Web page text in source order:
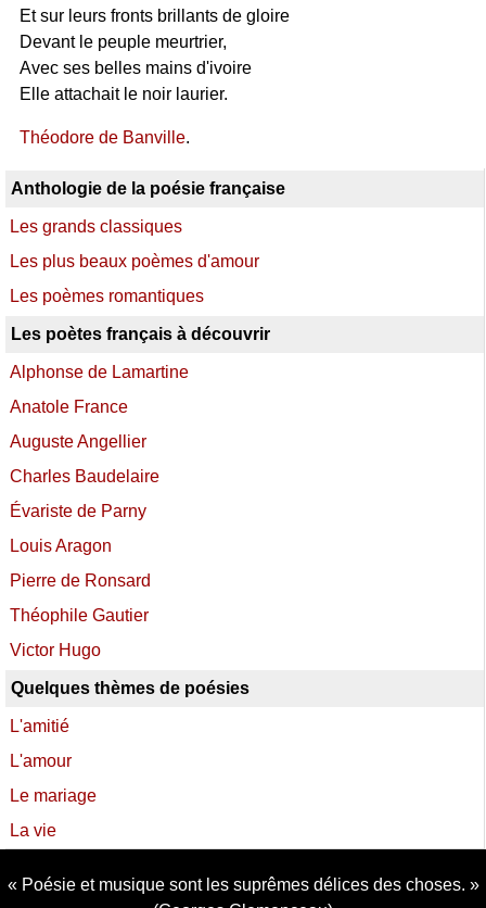
Et sur leurs fronts brillants de gloire
Devant le peuple meurtrier,
Avec ses belles mains d'ivoire
Elle attachait le noir laurier.
Théodore de Banville.
Anthologie de la poésie française
Les grands classiques
Les plus beaux poèmes d'amour
Les poèmes romantiques
Les poètes français à découvrir
Alphonse de Lamartine
Anatole France
Auguste Angellier
Charles Baudelaire
Évariste de Parny
Louis Aragon
Pierre de Ronsard
Théophile Gautier
Victor Hugo
Quelques thèmes de poésies
L'amitié
L'amour
Le mariage
La vie
Poésie et musique sont les suprêmes délices des choses.